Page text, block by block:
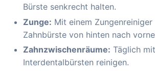
Bürste senkrecht halten.
Zunge: Mit einem
Zahnbürste von hinten nach
Zahnzwischenräume: Täglich
Interdentalbürsten reinigen.